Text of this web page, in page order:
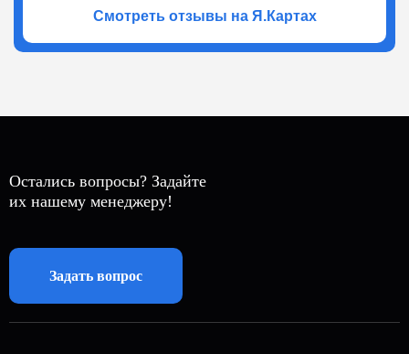
Смотреть отзывы на Я.Картах
Остались вопросы? Задайте
их нашему менеджеру!
Задать вопрос